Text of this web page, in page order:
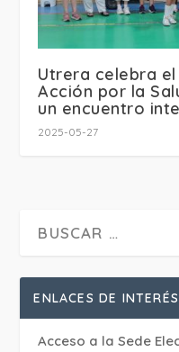
Utrera celebra
Acción por la
un encuentro
2025-05-27
ENLACES DE INTERÉS
Acceso a la Sede